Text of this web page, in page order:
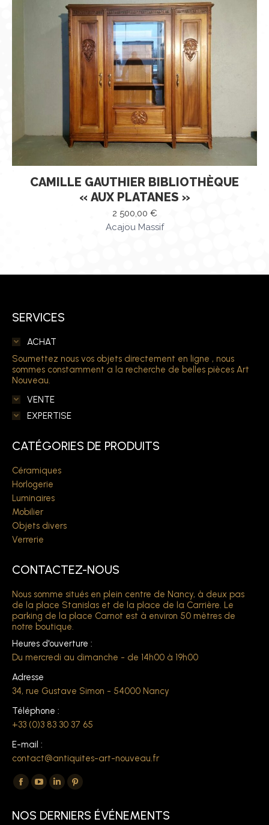
CAMILLE GAUTHIER BIBLIOTHÈQUE
« AUX PLATANES »
2 500,00 €
Acajou Massif
SERVICES
ACHAT
Soumettez nous vos objets directement en ligne , nous
sommes constamment a la recherche de belles pièces Art
Nouveau.
VENTE
EXPERTISE
CATÉGORIES DE PRODUITS
Céramiques
Horlogerie
Luminaires
Mobilier
Objets divers
Verrerie
CONTACTEZ-NOUS
Nous somme situés en plein centre de Nancy, à deux pas
de la place Stanislas et de la place de la Carrière. Le
parking de la place Carnot est à environ 50 mètres de
notre boutique.
Heures d'ouverture :
Du mercredi au dimanche - de 14h00 à 19h00
Adresse
34, rue Gustave Simon - 54000 Nancy
Téléphone :
+33 (0)3 83 30 37 65
E-mail :
contact@antiquites-art-nouveau.fr
Trouvez nous sur :
La
Facebook
La
YouTube
La
LinkedIn
La
Pinterest
NOS DERNIERS ÉVÉNEMENTS